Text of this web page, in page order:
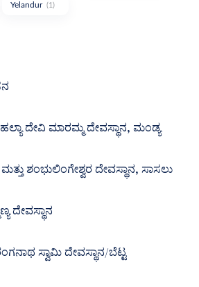
Yelandur (1)
ದೇವಿ ಮಾರಮ್ಮ ದೇವಸ್ಥಾನ, ಮಂಡ್ಯ
ಶಂಭುಲಿಂಗೇಶ್ವರ ದೇವಸ್ಥಾನ, ಸಾಸಲು
ದೇವಸ್ಥಾನ
ಸ್ವಾಮಿ ದೇವಸ್ಥಾನ/ಬೆಟ್ಟ